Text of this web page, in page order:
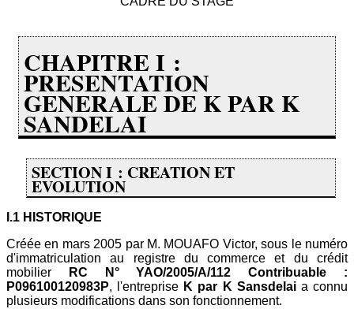
CHAPITRE I :
PRESENTATION
GENERALE DE K PAR K
SANDELAI
SECTION I : CREATION ET
EVOLUTION
I.1 HISTORIQUE
Créée en mars 2005 par M. MOUAFO Victor, sous le numéro
d'immatriculation au registre du commerce et du crédit
mobilier
RC N° YAO/2005/A/112 Contribuable :
P096100120983P, l'entreprise K par K Sansdelai a connu
plusieurs modifications dans son fonctionnement.